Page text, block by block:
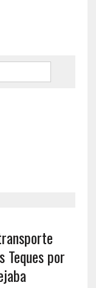
Teques por